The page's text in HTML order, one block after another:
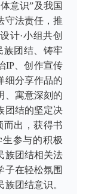
意识”及我国
守法责任，推
计·小组共创
族团结、铸牢
IP、创作宣传
细分享作品的
、寓意深刻的
团结的坚定决
而出，获得书
参与的积极
族团结相关法
子在轻松氛围
团结意识。